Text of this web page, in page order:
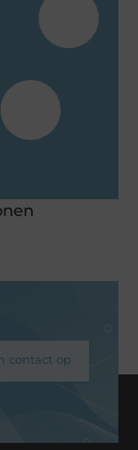
contact op